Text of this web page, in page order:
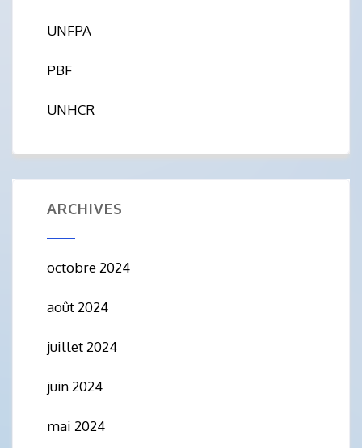
UNFPA
PBF
UNHCR
ARCHIVES
octobre 2024
août 2024
juillet 2024
juin 2024
mai 2024